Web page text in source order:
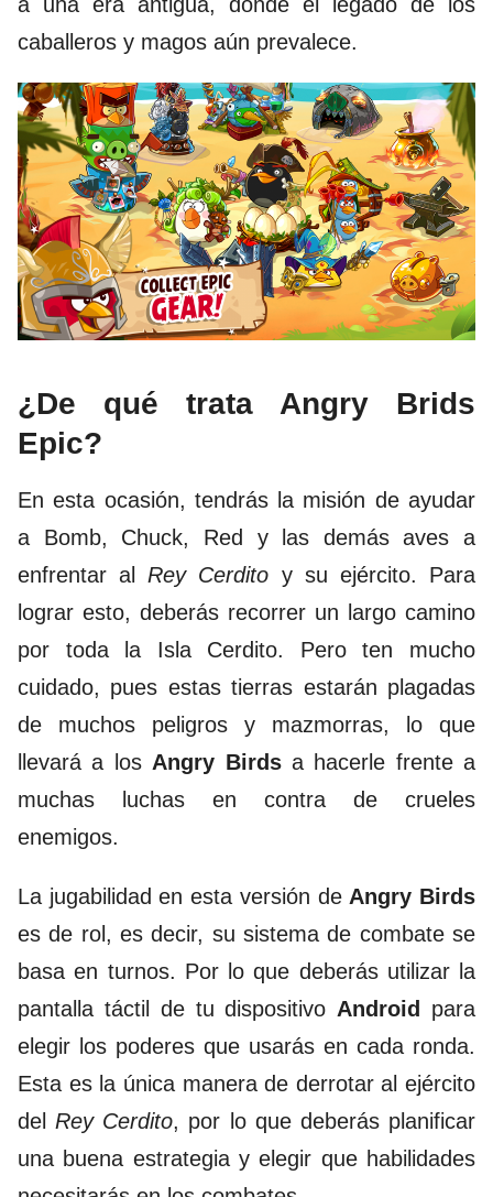
caballeros y magos aún prevalece.
¿De qué trata Angry Brids
Epic?
En esta ocasión, tendrás la misión de ayudar
a Bomb, Chuck, Red y las demás aves a
enfrentar alRey Cerdito y su ejército. Para
lograr esto, deberás recorrer un largo camino
por toda la Isla Cerdito. Pero ten mucho
cuidado, pues estas tierras estarán plagadas
de muchos peligros y mazmorras, lo que
llevará a los Angry Birdsa hacerle frente a
muchas luchas en contra de crueles
enemigos.
La jugabilidad en esta versión de Angry Birds
es de rol, es decir, su sistema de combate se
basa en turnos. Por lo que deberás utilizar la
pantalla táctil de tu dispositivo Android
para
elegir los poderes que usarás en cada ronda.
Esta es la única manera de derrotar al ejército
delRey Cerdito, por lo que deberás planificar
una buena estrategia y elegir que habilidades